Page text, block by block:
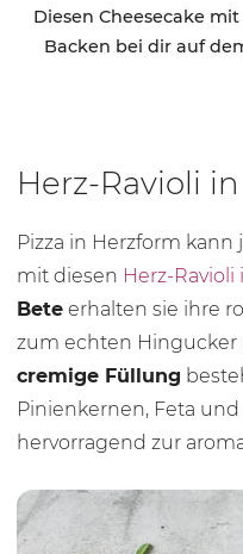
Diesen Cheesecake
Backen bei dir auf
Herz-Ravioli
Pizza in Herzform kann
mit diesen Herz-
Bete erhalten sie ihre
zum echten Hingucker
cremige Füllung
Pinienkernen, Feta
hervorragend zur